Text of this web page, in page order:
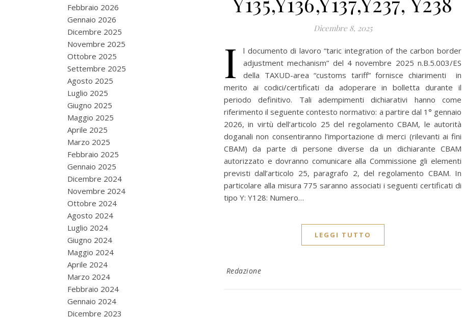
Febbraio 2026
Gennaio 2026
Dicembre 2025
Novembre 2025
Ottobre 2025
Settembre 2025
Agosto 2025
Luglio 2025
Giugno 2025
Maggio 2025
Aprile 2025
Marzo 2025
Febbraio 2025
Gennaio 2025
Dicembre 2024
Novembre 2024
Ottobre 2024
Agosto 2024
Luglio 2024
Giugno 2024
Maggio 2024
Aprile 2024
Marzo 2024
Febbraio 2024
Gennaio 2024
Dicembre 2023
Dicembre 8, 2025
I
l documento di lavoro “taric integration of the carbon border
adjustment mechanism” del 4 novembre 2025 n.B.5.003/ES
della TAXUD-area “customs tariff” fornisce chiarimenti in
merito ai codici/certificati da adoperare in bolletta durante il
periodo definitivo. Tali adempimenti dichiarativi hanno come
riferimento il seguente contesto normativo: a partire dal 1° gennaio
2026, in virtù dell’articolo 25 del regolamento CBAM, le autorità
doganali non consentiranno l’importazione di merci (rilevanti ai fini
CBAM) da parte di persone diverse da un dichiarante CBAM
autorizzato e dovranno comunicare alla Commissione gli elementi
previsti dall’articolo 25, paragrafo 2, del regolamento CBAM. In
particolare alla misura 775 saranno associati i seguenti certificati di
tipo Y: Y128: Numero…
LEGGI TUTTO
Redazione